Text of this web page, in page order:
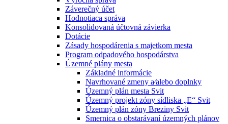
Záverečný účet
Hodnotiaca správa
Konsolidovaná účtovná závierka
Dotácie
Zásady hospodárenia s majetkom mesta
Program odpadového hospodárstva
Územné plány mesta
Základné informácie
Navrhované zmeny a⁄alebo doplnky
Územný plán mesta Svit
Územný projekt zóny sídliska „E“ Svit
Územný plán zóny Breziny Svit
Smernica o obstarávaní územných plánov